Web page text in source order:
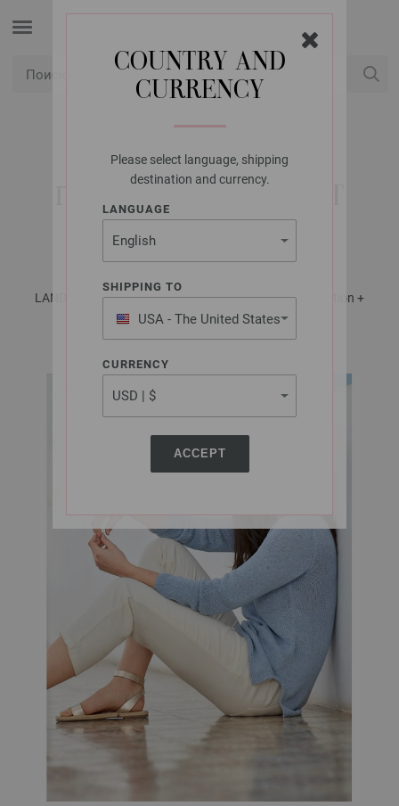
COUNTRY AND
CURRENCY
Please select language, shipping
destination and currency.
LANGUAGE
SHIPPING TO
USA - The United States
of America
CURRENCY
ACCEPT
LANA GROSSA
ПУЛОВЕР LANDLUST
SOMMERSEIDE
LANDLUST SOMMERSEIDE Booklet 2022 - German Edition +
Strickanleitung (RU) | Модель 6